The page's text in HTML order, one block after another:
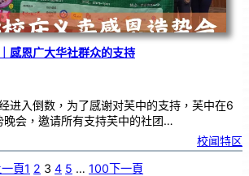
感恩广大华社群众的支持
进入倒数，为了感谢对芙中的支持，芙中在6
晚会，邀请所有支持芙中的社团…
校闻特区
一頁1 2 3 4 5 … 100下一頁